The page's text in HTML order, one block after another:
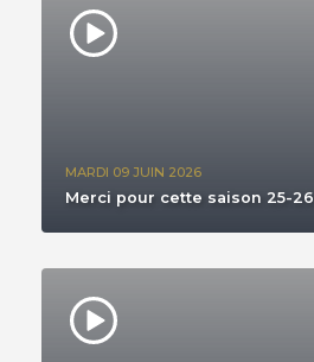
MARDI 09 JUIN 2026
Merci pour cette saison 25-26